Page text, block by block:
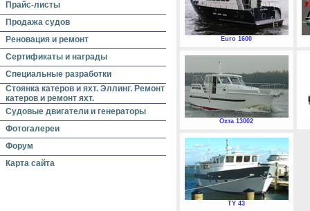
Прайс-листы
Продажа судов
Реновация и ремонт
Сертификаты и награды
Специальные разработки
Стоянка катеров и яхт. Эллинг. Ремонт
катеров и ремонт яхт.
Судовые двигатели и генераторы
Фотогалереи
Форум
Карта сайта
Euro 1600
Охта 13002
TY 43